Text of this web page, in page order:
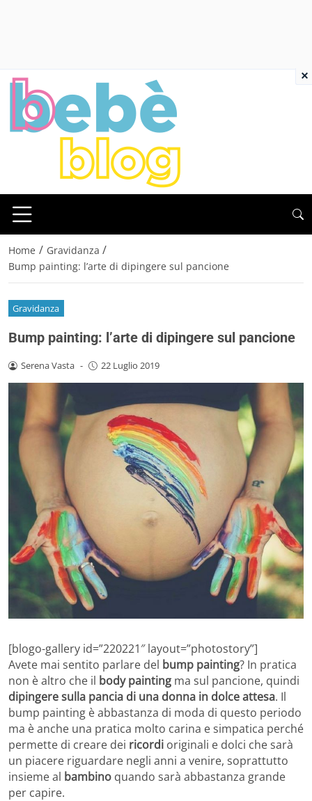
Home / Gravidanza /
Bump painting: l’arte di dipingere sul pancione
Gravidanza
Bump painting: l’arte di dipingere sul pancione
Serena Vasta - 22 Luglio 2019
[blogo-gallery id=”220221″ layout=”photostory”]
Avete mai sentito parlare del bump painting? In pratica
non è altro che il body painting ma sul pancione, quindi
dipingere sulla pancia di una donna in dolce attesa. Il
bump painting è abbastanza di moda di questo periodo
ma è anche una pratica molto carina e simpatica perché
permette di creare dei ricordi originali e dolci che sarà
un piacere riguardare negli anni a venire, soprattutto
insieme al bambino quando sarà abbastanza grande
per capire.
×